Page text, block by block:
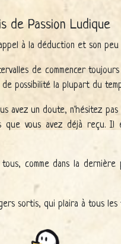
de Passion Ludique
à la déduction et son
de commencer
possibilité la plupart du
avez un doute, n'hésitez
vous avez déjà reçu.
comme dans la
sortis, qui plaira à tous